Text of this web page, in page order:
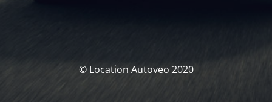
© Location Autoveo 2020